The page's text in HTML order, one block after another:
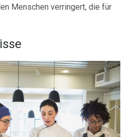
Menschen verringert, die für